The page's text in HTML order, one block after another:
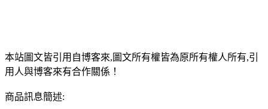
本站圖文皆引用自博客來,圖文所有權皆為原所有權人所有,引
用人與博客來有合作關係！
商品訊息簡述: